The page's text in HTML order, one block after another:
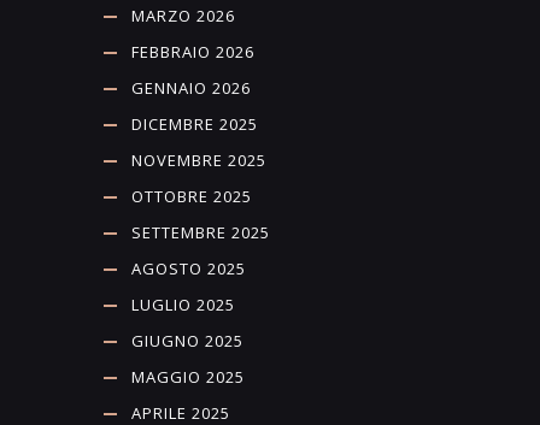
MARZO 2026
FEBBRAIO 2026
GENNAIO 2026
DICEMBRE 2025
NOVEMBRE 2025
OTTOBRE 2025
SETTEMBRE 2025
AGOSTO 2025
LUGLIO 2025
GIUGNO 2025
MAGGIO 2025
APRILE 2025